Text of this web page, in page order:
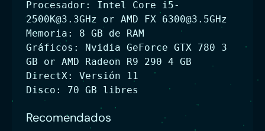
Procesador: Intel Core i5-
2500K@3.3GHz or AMD FX 6300@3.5GHz
Memoria: 8 GB de RAM
Gráficos: Nvidia GeForce GTX 780 3
GB or AMD Radeon R9 290 4 GB
DirectX: Versión 11
Disco: 70 GB libres
Recomendados